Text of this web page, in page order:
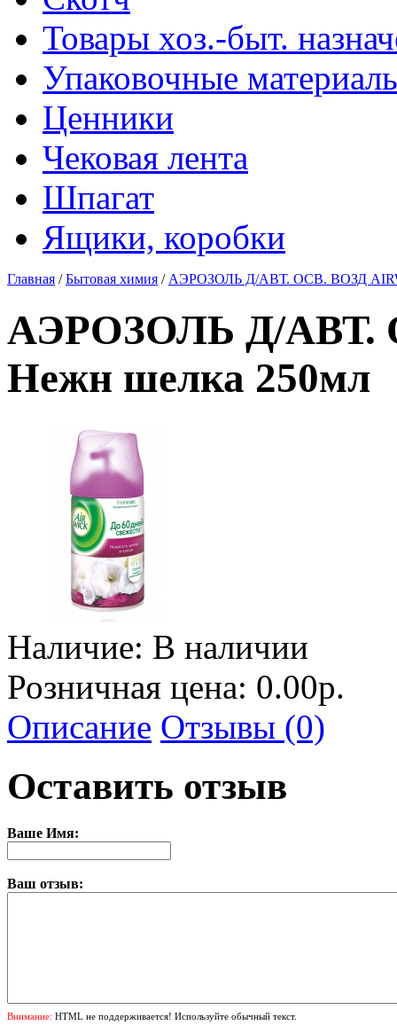
Товары хоз.-быт.
Упаковочные
Ценники
Чековая лента
Шпагат
Ящики, коробки
Главная /Бытовая химия / АЭРОЗОЛЬ Д/АВТ. ОСВ. ВОЗД
АЭРОЗОЛЬ Д/АВТ.
Нежн шелка 250мл
Наличие: В наличии
Розничная цена: 0.00р.
Описание Отзывы (0)
Оставить отзыв
Ваше Имя:
Ваш отзыв:
Внимание: HTML не поддерживается! Используйте обычный текст.